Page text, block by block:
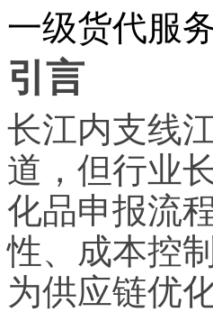
一级货代服
引言
长江内支线
道，但行业
化品申报流
性、成本控
为供应链优